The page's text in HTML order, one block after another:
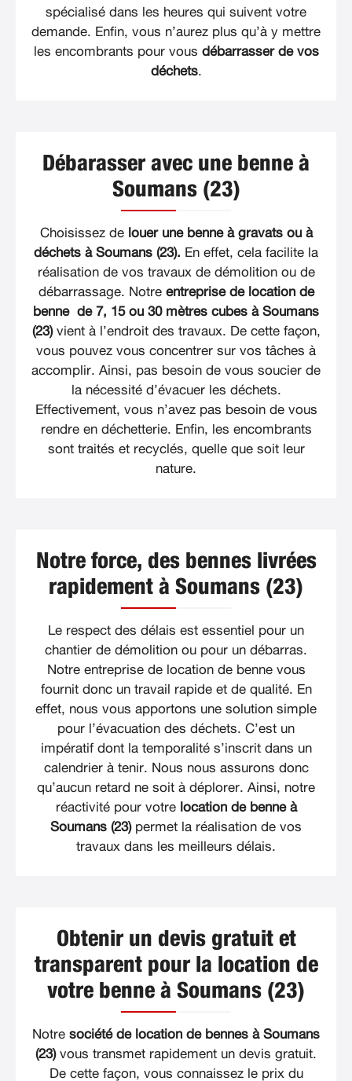
spécialisé dans les heures qui suivent votre
demande. Enfin, vous n’aurez plus qu’à y mettre
les encombrants pour vous débarrasser de vos
déchets.
Débarasser avec une benne à
Soumans (23)
Choisissez de louer une benne à gravats ou à
déchets à Soumans (23). En effet, cela facilite la
réalisation de vos travaux de démolition ou de
débarrassage. Notre entreprise de location de
benne de 7, 15 ou 30 mètres cubes à Soumans
(23)vient à l’endroit des travaux. De cette façon,
vous pouvez vous concentrer sur vos tâches à
accomplir. Ainsi, pas besoin de vous soucier de
la nécessité d’évacuer les déchets.
Effectivement, vous n’avez pas besoin de vous
rendre en déchetterie. Enfin, les encombrants
sont traités et recyclés, quelle que soit leur
nature.
Notre force, des bennes livrées
rapidement à Soumans (23)
Le respect des délais est essentiel pour un
chantier de démolition ou pour un débarras.
Notre entreprise de location de benne vous
fournit donc un travail rapide et de qualité. En
effet, nous vous apportons une solution simple
pour l’évacuation des déchets. C’est un
impératif dont la temporalité s’inscrit dans un
calendrier à tenir. Nous nous assurons donc
qu’aucun retard ne soit à déplorer. Ainsi, notre
réactivité pour votre location de benne à
Soumans (23)permet la réalisation de vos
travaux dans les meilleurs délais.
Obtenir un devis gratuit et
transparent pour la location de
votre benne à Soumans (23)
Notre société de location de bennes à Soumans
(23)vous transmet rapidement un devis gratuit.
De cette façon, vous connaissez le prix du